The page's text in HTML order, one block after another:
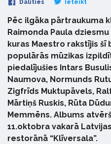
Dalīties Ieteikt
Pēc ilgāka pārtraukuma
Raimonda Paula
kuras Maestro rakstījis šī
populārās mūzikas
piedalījušies Intars
Naumova, Normunds
Zigfrīds Muktupāvels,
Mārtiņš Ruskis, Rūta
Memmēns. Albums
11.oktobra vakarā
restorānā “Klīversala”.